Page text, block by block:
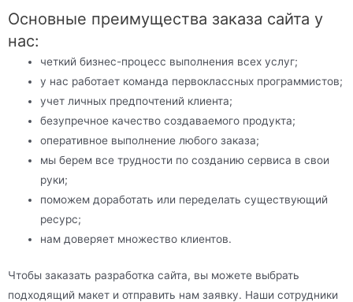
Основные преимущества заказа сайта у
нас:
четкий бизнес-процесс выполнения всех услуг;
у нас работает команда первоклассных программистов;
учет личных предпочтений клиента;
безупречное качество создаваемого продукта;
оперативное выполнение любого заказа;
мы берем все трудности по созданию сервиса в свои
руки;
поможем доработать или переделать существующий
ресурс;
нам доверяет множество клиентов.
Чтобы заказать разработка сайта, вы можете выбрать
подходящий макет и отправить нам заявку. Наши сотрудники